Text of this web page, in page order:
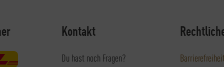
Kontakt
Du hast noch Fragen?